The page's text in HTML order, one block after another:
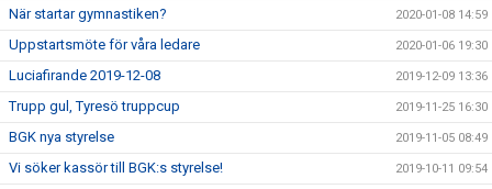
När startar gymnastiken? 2020-01-08 14:59
Uppstartsmöte för våra ledare 2020-01-06 19:30
Luciafirande 2019-12-08 2019-12-09 13:36
Trupp gul, Tyresö truppcup 2019-11-25 16:30
BGK nya styrelse 2019-11-05 08:49
Vi söker kassör till BGK:s styrelse! 2019-10-11 09:54